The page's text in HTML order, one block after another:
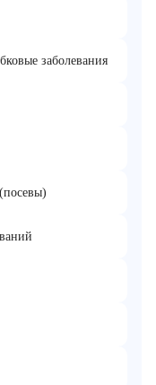
заболевания